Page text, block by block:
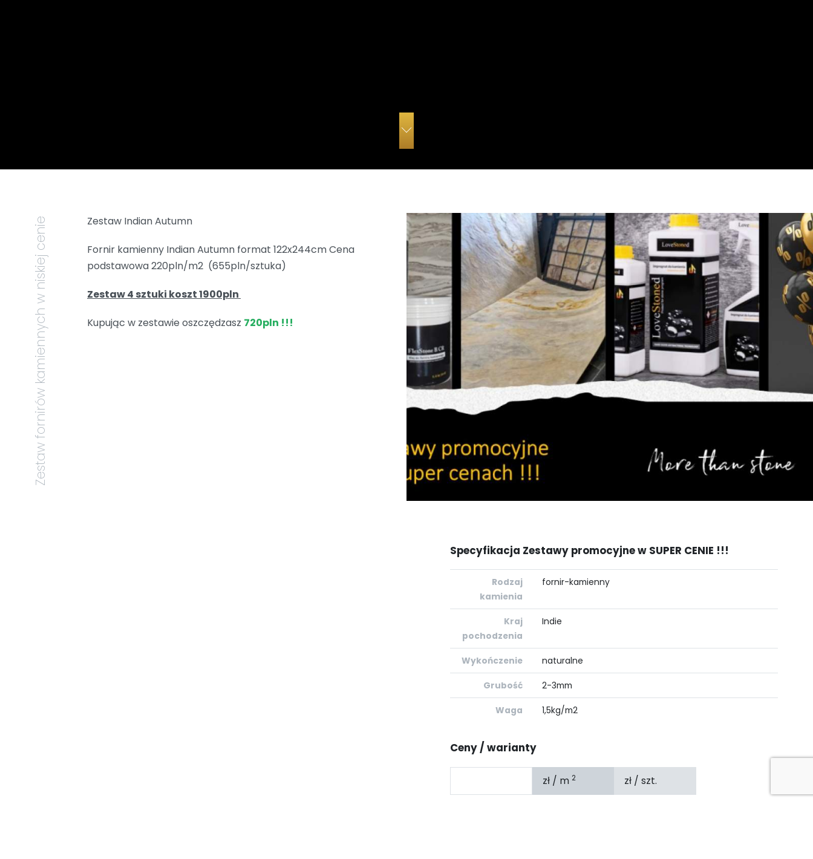
Zestaw fornirów kamiennych w niskiej cenie Zestaw Indian Autumn
Fornir kamienny Indian Autumn format 122x244cm Cena
podstawowa 220pln/m2 (655pln/sztuka)
Zestaw 4 sztuki koszt 1900pln
Kupując w zestawie oszczędzasz 720pln !!!
Specyfikacja Zestawy promocyjne w SUPER CENIE !!!
Rodzaj
kamienia
fornir-kamienny
Kraj
pochodzenia
Indie
Wykończenie naturalne
Grubość 2-3mm
Waga 1,5kg/m2
Ceny / warianty
zł / m 2 zł / szt.